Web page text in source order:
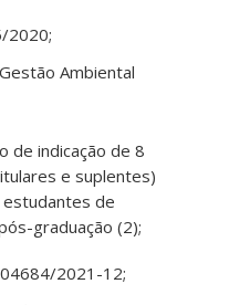
2020;
Ambiental
de indicação de 8
e suplentes)
de
graduação (2);
2021-12;